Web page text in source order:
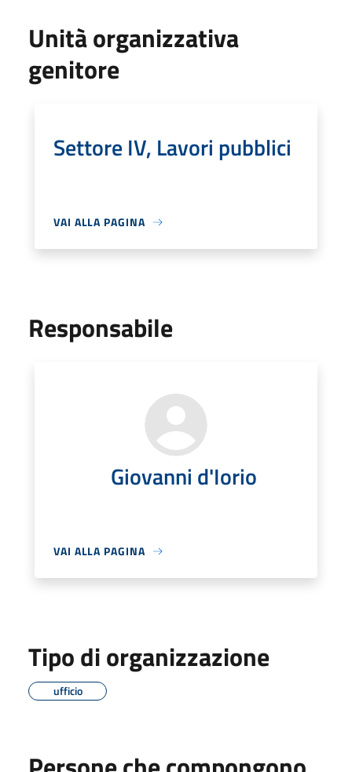
Unità organizzativa
genitore
Settore IV, Lavori pubblici
VAI ALLA PAGINA
Responsabile
Giovanni d'Iorio
VAI ALLA PAGINA
Tipo di organizzazione
ufficio